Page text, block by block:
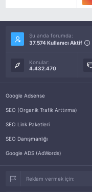
Şu anda forumda:
37.574 Kullanıcı Aktif
Konular:
4.432.470
Google Adsense
SEO (Organik Trafik Arttırma)
SEO Link Paketleri
SEO Danışmanlığı
Google ADS (AdWords)
Reklam vermek için: